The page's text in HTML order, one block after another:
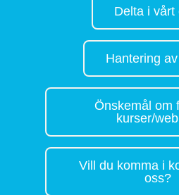
Delta i vårt
Hantering
Önskemål om
kurser/
Vill du komma i
oss?